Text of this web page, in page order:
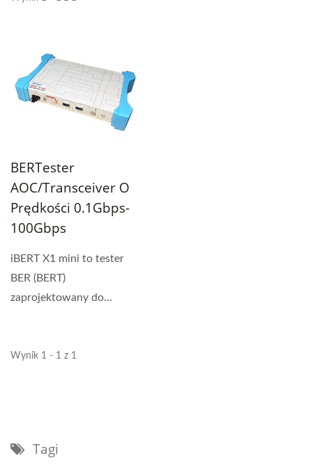
BERTester
AOC/Transceiver O
Prędkości 0.1Gbps-
100Gbps
iBERT X1 mini to tester
BER (BERT)
zaprojektowany do
Wynik 1 - 1 z 1
Tagi